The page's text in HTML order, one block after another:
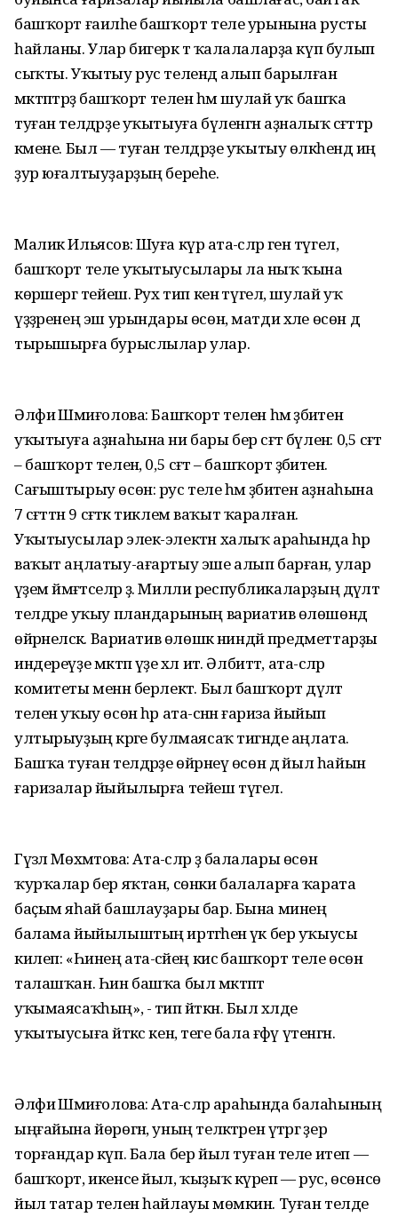
башҡорт ғаиләһе башҡорт теле урынына русты
һайланы. Улар бигерәк тә ҡалалаларҙа күп булып
сыҡты. Уҡытыу рус телендә алып барылған
мәктәптәрҙә башҡорт телен һәм шулай уҡ башҡа
туған телдәрҙе уҡытыуға бүленгән аҙналыҡ сәғәттәр
кәмене. Был — туған телдәрҙе уҡытыу өлкәһендә иң
ҙур юғалтыуҙарҙың береһе.
Малик Ильясов: Шуға күрә ата-әсәләр генә түгел, ә
башҡорт теле уҡытыусылары ла ныҡ ҡына
көрәшергә тейеш. Рух тип кенә түгел, шулай уҡ
үҙҙәренең эш урындары өсөн, матди хәле өсөн дә
тырышырға бурыслылар улар.
Әлфиә Шәмиғолова: Башҡорт телен һәм әҙәбиәтен
уҡытыуға аҙнаһына ни бары бер сәғәт бүленә: 0,5 сәғәт
– башҡорт теленә, 0,5 сәғәт – башҡорт әҙәбиәтенә.
Сағыштырыу өсөн: рус теле һәм әҙәбиәтенә аҙнаһына
7 сәғәттән 9 сәғәткә тиклем ваҡыт ҡаралған.
Уҡытыусылар элек-электән халыҡ араһында һәр
ваҡыт аңлатыу-ағартыу эше алып барған, улар
әүҙем йәмәғәтселәр ҙә. Милли республикаларҙың дәүләт
телдәре уҡыу пландарының вариатив өлөшөндә
өйрәнеләсәк. Вариатив өлөшкә ниндәй предметтарҙы
индереүҙе мәктәп үҙе хәл итә. Әлбиттә, ата-әсәләр
комитеты менән берлектә. Был башҡорт дәүләт
телен уҡыу өсөн һәр ата-әсәнән ғариза йыйып
ултырыуҙың кәрәге булмаясаҡ тигәнде аңлата.
Башҡа туған телдәрҙе өйрәнеү өсөн дә йыл һайын
ғаризалар йыйылырға тейеш түгел.
Гүзәл Мөхәмәтова: Ата-әсәләр ҙә балалары өсөн
ҡурҡалар бер яҡтан, сөнки балаларға ҡарата
баҫым яһай башлауҙары бар. Бына минең
балама йыйылыштың иртәгәһенә үк бер уҡыусы
килеп: «Һинең ата-әсәйең кисә башҡорт теле өсөн
талашҡан. Һин башҡа был мәктәптә
уҡымаясаҡһың», - тип әйткән. Был хәлде
уҡытыусыға әйткәс кенә, теге бала ғәфү үтенгән.
Әлфиә Шәмиғолова: Ата-әсәләр араһында балаһының
ыңғайына йөрөгән, уның теләктәрен үтәргә әҙер
торғандар күп. Бала бер йыл туған теле итеп —
башҡорт, икенсе йыл, ҡыҙыҡ күреп — рус, өсөнсө
йыл татар телен һайлауы мөмкин. Туған телде